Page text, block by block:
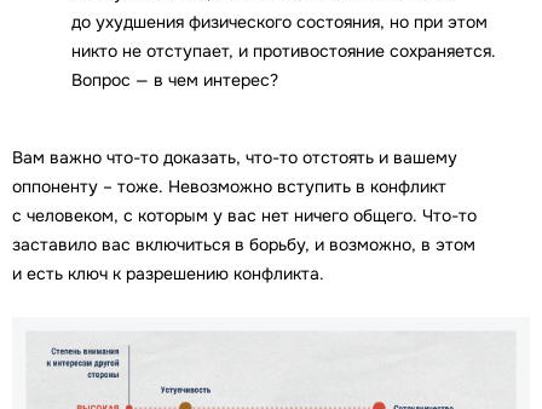
до ухудшения физического состояния, но при этом
никто не отступает, и противостояние сохраняется.
Вопрос — в чем интерес?
Вам важно что-то доказать, что-то отстоять и вашему
оппоненту – тоже. Невозможно вступить в конфликт
с человеком, с которым у вас нет ничего общего. Что-то
заставило вас включиться в борьбу, и возможно, в этом
и есть ключ к разрешению конфликта.